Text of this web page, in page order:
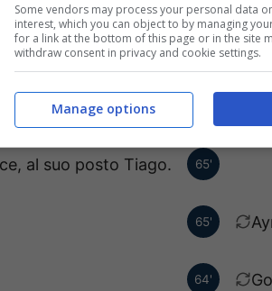
73'
65'
al suo posto Tiago.
65'
64'
Some vendors may process your personal data
interest, which you can object to by managing
for a link at the bottom of this page or in the site
withdraw consent in privacy and cookie settings.
Manage options